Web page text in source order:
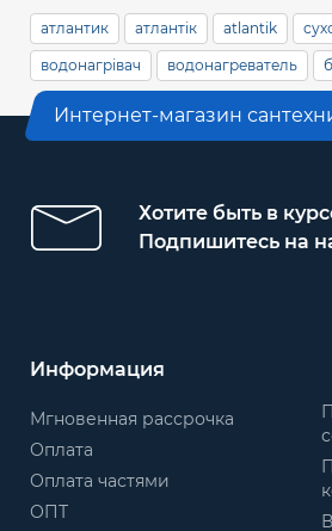
атлантик атлантік atlantik
водонагрівач водонагреватель
Интернет-магазин
Хотите быть в
Подпишитесь на
Информация
Мгновенная рассрочка
Оплата
Оплата частями
ОПТ